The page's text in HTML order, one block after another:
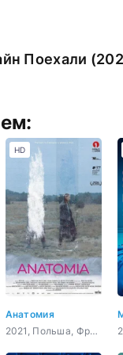
Поехали
Анатомия
2021, Польша, Франция,
HD